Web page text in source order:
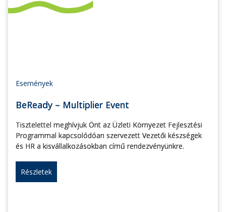
Események
BeReady – Multiplier Event
Tisztelettel meghívjuk Önt az Üzleti Környezet Fejlesztési
Programmal kapcsolódóan szervezett Vezetői készségek
és HR a kisvállalkozásokban című rendezvényünkre.
Részletek